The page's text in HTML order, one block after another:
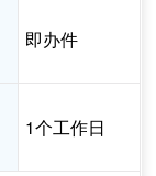
即办件
1个工作日